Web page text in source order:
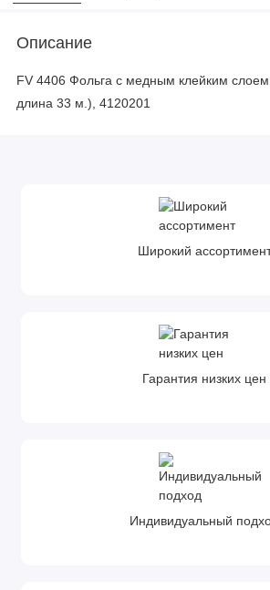
Описание
FV 4406 Фольга с медным клейким
длина 33 м.), 4120201
Широкий
Гарантия низких цен
Индивидуальный